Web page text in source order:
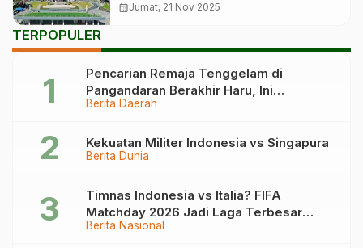
calendar_monthJumat, 21 Nov 2025
TERPOPULER
Berita Daerah
Pencarian Remaja Tenggelam di
Pangandaran Berakhir Haru, Ini
Kronologinya
Berita Dunia
Kekuatan Militer Indonesia vs Singapura
Berita Nasional
Timnas Indonesia vs Italia? FIFA
Matchday 2026 Jadi Laga Terbesar
Garuda!